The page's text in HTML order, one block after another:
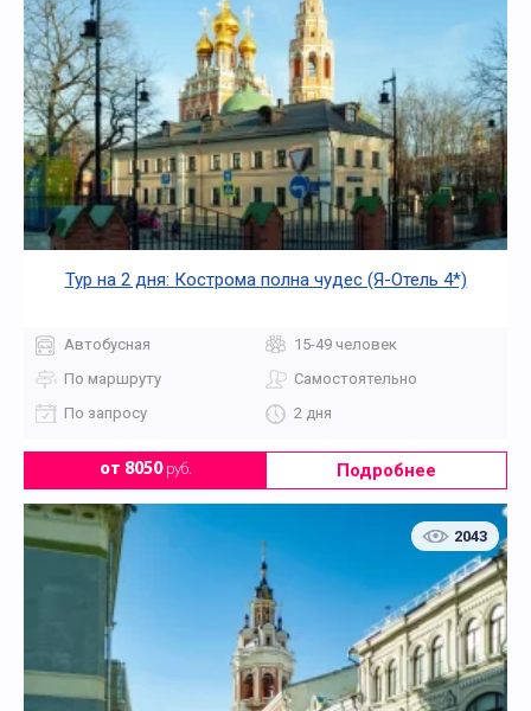
Тур на 2 дня: Кострома полна чудес (Я-Отель 4*)
Автобусная
15-49 человек
По маршруту
Самостоятельно
По запросу
2 дня
от 8050руб. Подробнее
2043